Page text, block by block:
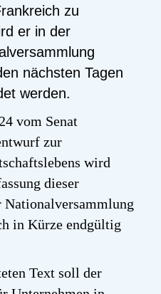
zu
er in der
nächsten Tagen
werden.
vom Senat
zur
wird
dieser
in Kürze endgültig
Text soll der